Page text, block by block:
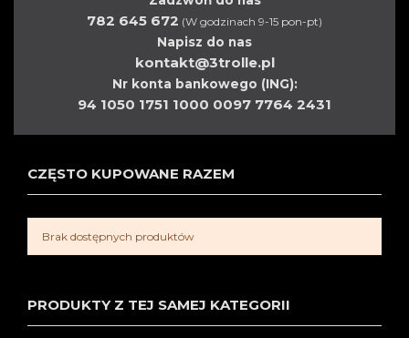
782 645 672 (W godzinach 9-15 pon-pt)
Napisz do nas
kontakt@3trolle.pl
Nr konta bankowego (ING):
94 1050 1751 1000 0097 7764 2431
CZĘSTO KUPOWANE RAZEM
Brak dostępnych produktów
PRODUKTY Z TEJ SAMEJ KATEGORII